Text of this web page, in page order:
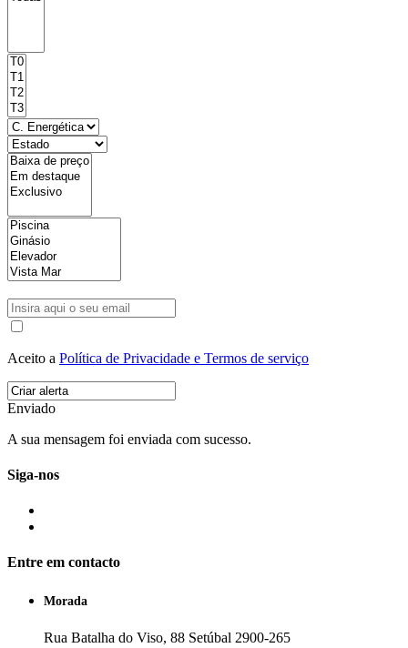
Aceito a Política de Privacidade e Termos de serviço
Enviado
A sua mensagem foi enviada com sucesso.
Siga-nos
Entre em contacto
Morada
Rua Batalha do Viso, 88 Setúbal 2900-265